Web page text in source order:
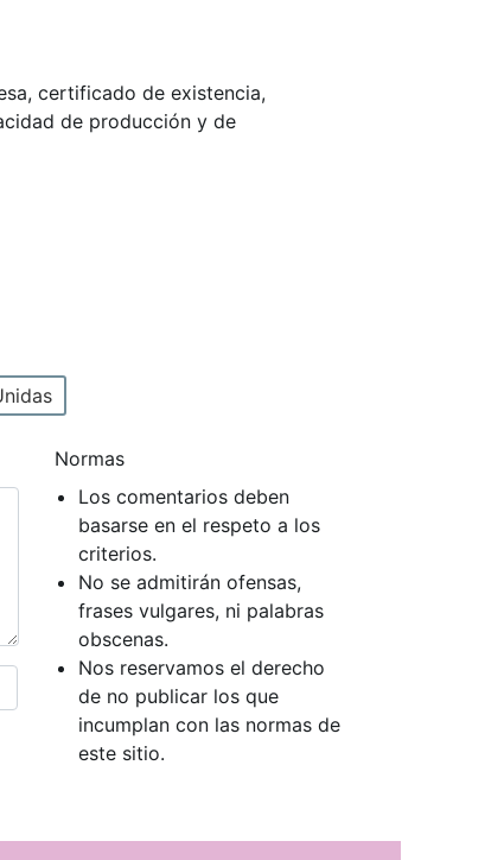
certificado de existencia,
de producción y de
Normas
Los comentarios deben
basarse en el respeto a los
criterios.
No se admitirán ofensas,
frases vulgares, ni palabras
obscenas.
Nos reservamos el derecho
de no publicar los que
incumplan con las normas de
este sitio.